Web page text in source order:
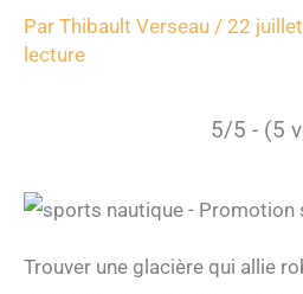
Par Thibault Verseau / 22
lecture
5/5 - (5
Trouver une glacière qui allie